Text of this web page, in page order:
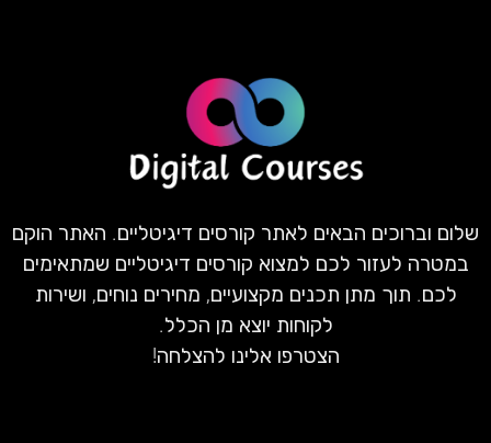
שלום וברוכים הבאים לאתר קורסים דיגיטליים. האתר הוקם
במטרה לעזור לכם למצוא קורסים דיגיטליים שמתאימים
לכם. תוך מתן תכנים מקצועיים, מחירים נוחים, ושירות
לקוחות יוצא מן הכלל.
הצטרפו אלינו להצלחה!